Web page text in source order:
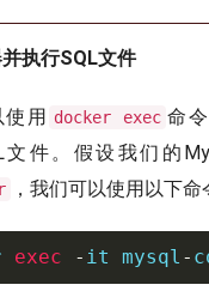
执行SQL文件
用 docker exec 命
文件。假设我们的
，我们可以使用以下命
exec - it mysql -